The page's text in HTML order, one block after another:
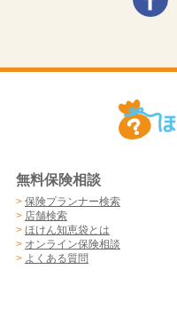
無料保険相談
> 保険プランナー検索
> 店舗検索
> ほけん知恵袋とは
> オンライン保険相談
> よくある質問